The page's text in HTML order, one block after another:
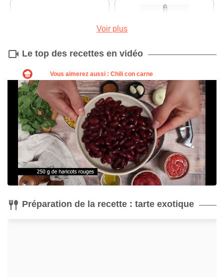
Moule à tarte
Acheter Acheter
Voir plus
Le top des recettes en vidéo
Préparation de la recette : tarte exotique